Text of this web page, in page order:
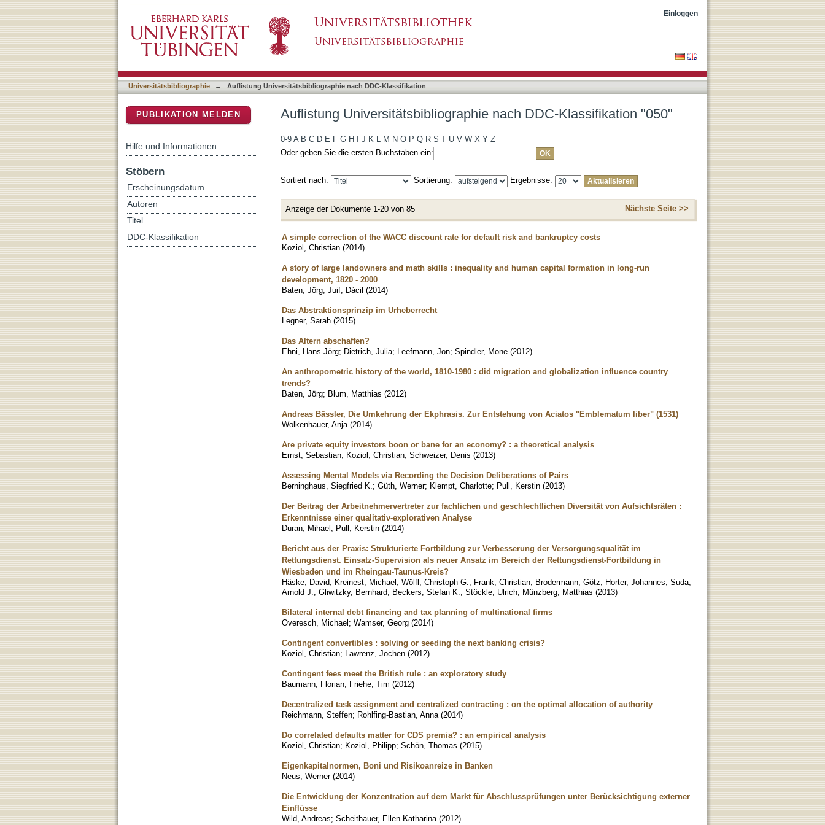
Einloggen
Universitätsbibliographie → Auflistung Universitätsbibliographie nach DDC-Klassifikation
Auflistung Universitätsbibliographie nach DDC-Klassifikation "050"
0-9 A B C D E F G H J K L M N O P Q R S T U V W X Y Z
Oder geben Sie die ersten Buchstaben ein:
Sortiert nach: Sortierung: Ergebnisse:
Anzeige der Dokumente 1-20 von 85 Nächste Seite >>
A simple correction of the WACC discount rate for default risk and bankruptcy costs
Koziol, Christian (2014)
A story of large landowners and math skills : inequality and human capital formation in long-run
development, 1820 - 2000
Baten, Jörg; Juif, Dácil (2014)
Das Abstraktionsprinzip im Urheberrecht
Legner, Sarah (2015)
Das Altern abschaffen?
Ehni, Hans-Jörg; Dietrich, Julia; Leefmann, Jon; Spindler, Mone (2012)
An anthropometric history of the world, 1810-1980 : did migration and globalization influence country
trends?
Baten, Jörg; Blum, Matthias (2012)
Andreas Bässler, Die Umkehrung der Ekphrasis. Zur Entstehung von Aciatos "Emblematum liber" (1531)
Wolkenhauer, Anja (2014)
Are private equity investors boon or bane for an economy? : a theoretical analysis
Ernst, Sebastian; Koziol, Christian; Schweizer, Denis (2013)
Assessing Mental Models via Recording the Decision Deliberations of Pairs
Berninghaus, Siegfried K. ; Güth, Werner; Klempt, Charlotte; Pull, Kerstin (2013)
Der Beitrag der Arbeitnehmervertreter zur fachlichen und geschlechtlichen Diversität von Aufsichtsräten :
Erkenntnisse einer qualitativ-explorativen Analyse
Duran, Mihael; Pull, Kerstin (2014)
Bericht aus der Praxis: Strukturierte Fortbildung zur Verbesserung der Versorgungsqualität im
Rettungsdienst. Einsatz-Supervision als neuer Ansatz im Bereich der Rettungsdienst-Fortbildung in
Wiesbaden und im Rheingau-Taunus-Kreis?
Häske, David; Kreinest, Michael; Wölfl, Christoph G. ; Frank, Christian; Brodermann, Götz; Horter, Johannes; Suda,
Arnold J. ; Gliwitzky, Bernhard; Beckers, Stefan K. ; Stöckle, Ulrich; Münzberg, Matthias (2013)
Bilateral internal debt financing and tax planning of multinational firms
Overesch, Michael; Wamser, Georg (2014)
Contingent convertibles : solving or seeding the next banking crisis?
Koziol, Christian; Lawrenz, Jochen (2012)
Contingent fees meet the British rule : an exploratory study
Baumann, Florian; Friehe, Tim (2012)
Decentralized task assignment and centralized contracting : on the optimal allocation of authority
Reichmann, Steffen; Rohlfing-Bastian, Anna (2014)
Do correlated defaults matter for CDS premia? : an empirical analysis
Koziol, Christian; Koziol, Philipp; Schön, Thomas (2015)
Eigenkapitalnormen, Boni und Risikoanreize in Banken
Neus, Werner (2014)
Die Entwicklung der Konzentration auf dem Markt für Abschlussprüfungen unter Berücksichtigung externer
Einflüsse
Wild, Andreas; Scheithauer, Ellen-Katharina (2012)
PUBLIKATION MELDEN
Hilfe und Informationen
Stöbern
Erscheinungsdatum
Autoren
Titel
DDC-Klassifikation